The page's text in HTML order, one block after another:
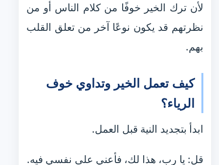
لأن ترك الخير خوفًا من كلام الناس أو من
نظرتهم قد يكون نوعًا آخر من تعلق القلب
بهم.
كيف تعمل الخير وتداوي خوف
الرياء؟
ابدأ بتجديد النية قبل العمل.
قل: يا رب، هذا لك، فأعني على نفسي فيه.